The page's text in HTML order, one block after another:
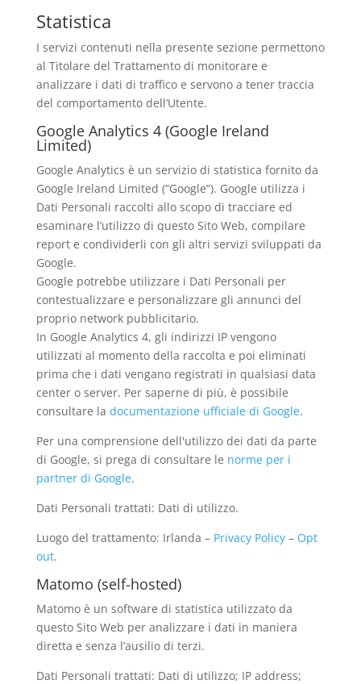
Statistica
I servizi contenuti nella presente sezione permettono
al Titolare del Trattamento di monitorare e
analizzare i dati di traffico e servono a tener traccia
del comportamento dell’Utente.
Google Analytics 4 (Google Ireland
Limited)
Google Analytics è un servizio di statistica fornito da
Google Ireland Limited (“Google”). Google utilizza i
Dati Personali raccolti allo scopo di tracciare ed
esaminare l’utilizzo di questo Sito Web, compilare
report e condividerli con gli altri servizi sviluppati da
Google.
Google potrebbe utilizzare i Dati Personali per
contestualizzare e personalizzare gli annunci del
proprio network pubblicitario.
In Google Analytics 4, gli indirizzi IP vengono
utilizzati al momento della raccolta e poi eliminati
prima che i dati vengano registrati in qualsiasi data
center o server. Per saperne di più, è possibile
consultare la documentazione ufficiale di Google.
Per una comprensione dell'utilizzo dei dati da parte
di Google, si prega di consultare le norme per i
partner di Google.
Dati Personali trattati: Dati di utilizzo.
Luogo del trattamento: Irlanda – Privacy Policy– Opt
out.
Matomo (self-hosted)
Matomo è un software di statistica utilizzato da
questo Sito Web per analizzare i dati in maniera
diretta e senza l’ausilio di terzi.
Dati Personali trattati: Dati di utilizzo; IP address;